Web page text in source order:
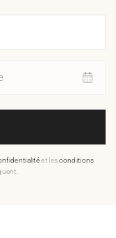
et lesconditions